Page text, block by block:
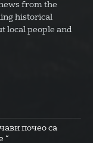
from the
historical
local people and
почео са
“